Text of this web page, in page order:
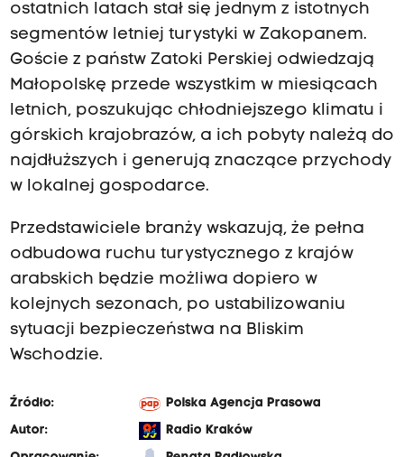
ostatnich latach stał się jednym z istotnych
segmentów letniej turystyki w Zakopanem.
Goście z państw Zatoki Perskiej odwiedzają
Małopolskę przede wszystkim w miesiącach
letnich, poszukując chłodniejszego klimatu i
górskich krajobrazów, a ich pobyty należą do
najdłuższych i generują znaczące przychody
w lokalnej gospodarce.
Przedstawiciele branży wskazują, że pełna
odbudowa ruchu turystycznego z krajów
arabskich będzie możliwa dopiero w
kolejnych sezonach, po ustabilizowaniu
sytuacji bezpieczeństwa na Bliskim
Wschodzie.
Źródło:
Polska Agencja Prasowa
Autor:
Radio Kraków